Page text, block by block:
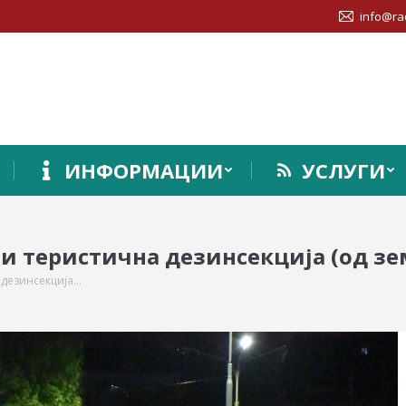
ИНФОРМАЦИИ УСЛУГИ
теристична дезинсекција (од